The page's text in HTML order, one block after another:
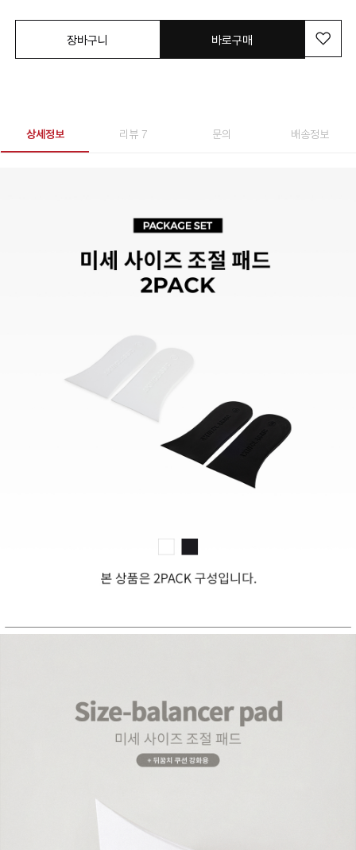
장바구니 바로구매
상세정보 리뷰 7 문의 배송정보